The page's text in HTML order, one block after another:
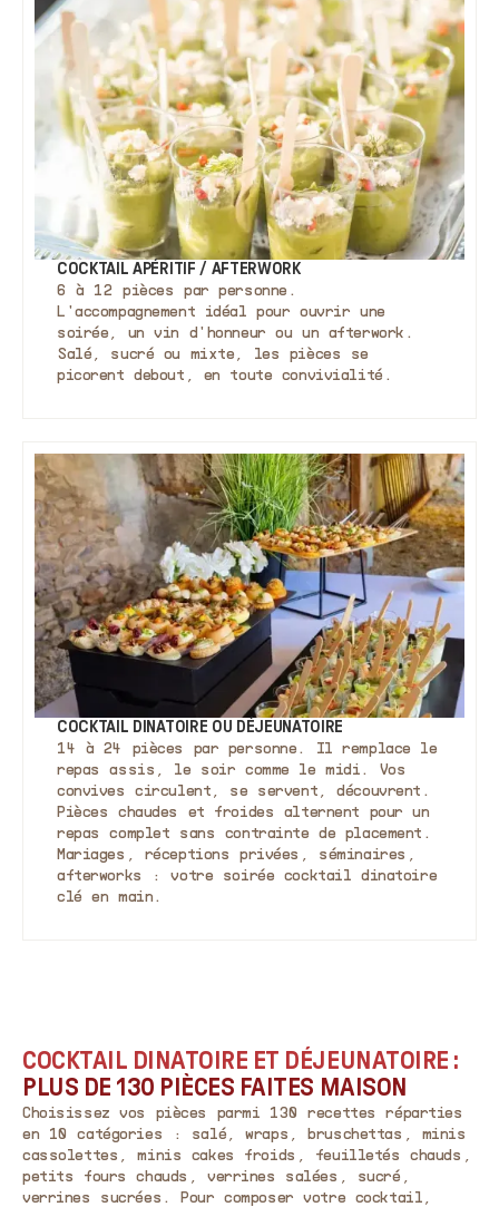
COCKTAIL APÉRITIF / AFTERWORK
6 à 12 pièces par personne.
L'accompagnement idéal pour ouvrir une
soirée, un vin d'honneur ou un afterwork.
Salé, sucré ou mixte, les pièces se
picorent debout, en toute convivialité.
COCKTAIL DINATOIRE OU DÉJEUNATOIRE
14 à 24 pièces par personne. Il remplace le
repas assis, le soir comme le midi. Vos
convives circulent, se servent, découvrent.
Pièces chaudes et froides alternent pour un
repas complet sans contrainte de placement.
Mariages, réceptions privées, séminaires,
afterworks : votre soirée cocktail dinatoire
clé en main.
COCKTAIL DINATOIRE ET DÉJEUNATOIRE :
PLUS DE 130 PIÈCES FAITES MAISON
Choisissez vos pièces parmi 130 recettes réparties
en 10 catégories : salé, wraps, bruschettas, minis
cassolettes, minis cakes froids, feuilletés chauds,
petits fours chauds, verrines salées, sucré,
verrines sucrées. Pour composer votre cocktail,